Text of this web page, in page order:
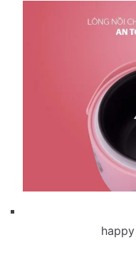
noi